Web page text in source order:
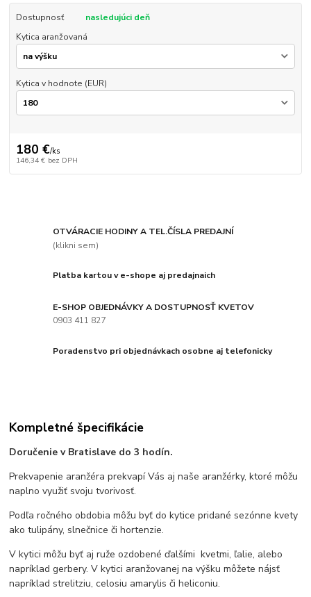
Dostupnosť
nasledujúci deň
Kytica aranžovaná
Kytica v hodnote (EUR)
180 €/ks
146,34 € bez DPH
OTVÁRACIE HODINY A TEL.ČÍSLA PREDAJNÍ
(klikni sem)
Platba kartou v e-shope aj predajnaich
E-SHOP OBJEDNÁVKY A DOSTUPNOSŤ KVETOV
0903 411 827
Poradenstvo pri objednávkach osobne aj telefonicky
Kompletné špecifikácie
Doručenie v Bratislave do 3 hodín.
Prekvapenie aranžéra prekvapí Vás aj naše aranžérky, ktoré môžu
naplno využiť svoju tvorivosť.
Podľa ročného obdobia môžu byť do kytice pridané sezónne kvety
ako tulipány, slnečnice či hortenzie.
V kytici môžu byť aj ruže ozdobené ďalšími kvetmi, ľalie, alebo
napríklad gerbery. V kytici aranžovanej na výšku môžete nájsť
napríklad strelitziu, celosiu amarylis či heliconiu.